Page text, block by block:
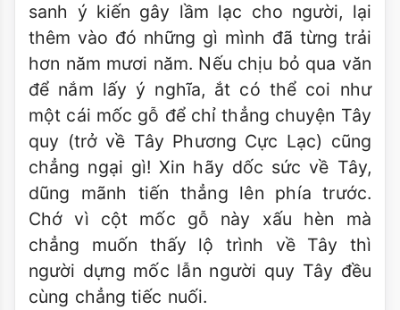
sanh ý kiến gây lầm lạc cho người, lại
thêm vào đó những gì mình đã từng trải
hơn năm mươi năm. Nếu chịu bỏ qua văn
để nắm lấy ý nghĩa, ắt có thể coi như
một cái mốc gỗ để chỉ thẳng chuyện Tây
quy (trở về Tây Phương Cực Lạc) cũng
chẳng ngại gì! Xin hãy dốc sức về Tây,
dũng mãnh tiến thẳng lên phía trước.
Chớ vì cột mốc gỗ này xấu hèn mà
chẳng muốn thấy lộ trình về Tây thì
người dựng mốc lẫn người quy Tây đều
cùng chẳng tiếc nuối.